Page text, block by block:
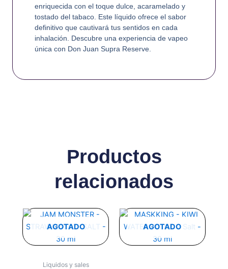
enriquecida con el toque dulce, acaramelado y
tostado del tabaco. Este líquido ofrece el sabor
definitivo que cautivará tus sentidos en cada
inhalación. Descubre una experiencia de vapeo
única con Don Juan Supra Reserve.
Productos
relacionados
AGOTADO
Liquidos y sales
Este
producto
tiene
variantes.
AGOTADO
Este
producto
tiene